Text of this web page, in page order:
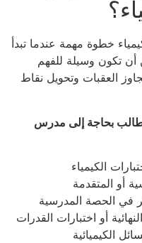
خطوة مهمة عندما تبدأ
أن تكون وسيلة للفهم
العقبات وتحويل نقاط
بحاجة إلى مدرس
الكيمياء
أو المتقدمة
في الحصة المدرسية
أو اختبارات القدرات
الكيميائية